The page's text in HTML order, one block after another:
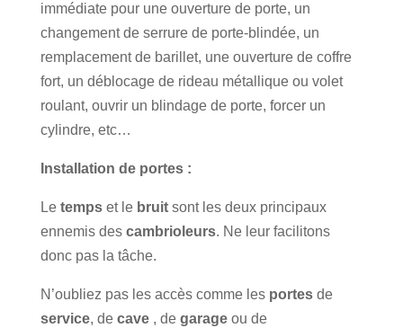
immédiate pour une ouverture de porte, un
changement de serrure de porte-blindée, un
remplacement de barillet, une ouverture de coffre
fort, un déblocage de rideau métallique ou volet
roulant, ouvrir un blindage de porte, forcer un
cylindre, etc…
Installation de portes :
Le tempset le bruitsont les deux principaux
ennemis des cambrioleurs. Ne leur facilitons
donc pas la tâche.
N’oubliez pas les accès comme les portes de
service, decave, de garageou de